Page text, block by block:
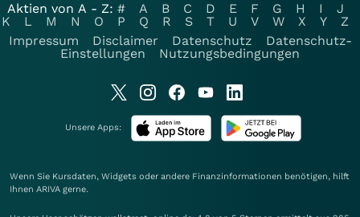
Aktien von A - Z: # A B C D E F G H I
J
K
L M N O P Q R S T U V W X Y
Z
Impressum
Disclaimer Datenschutz
Datenschutz-
Einstellungen
Nutzungsbedingungen
Unsere Apps:
Wenn Sie Kursdaten, Widgets oder andere Finanzinformationen benötigen, hilft
Ihnen ARIVA gerne.